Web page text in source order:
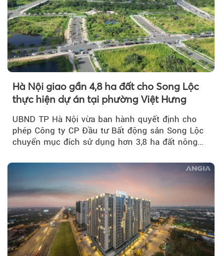
Hà Nội giao gần 4,8 ha đất cho Song Lộc
thực hiện dự án tại phường Việt Hưng
UBND TP Hà Nội vừa ban hành quyết định cho
phép Công ty CP Đầu tư Bất động sản Song Lộc
chuyển mục đích sử dụng hơn 3,8 ha đất nông